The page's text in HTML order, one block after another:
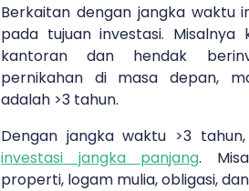
Berkaitan dengan jangka waktu
pada tujuan investasi. Misalnya
kantoran dan hendak
pernikahan di masa depan,
adalah >3 tahun.
Dengan jangka waktu >3
investasi jangka panjang.
properti, logam mulia, obligasi,